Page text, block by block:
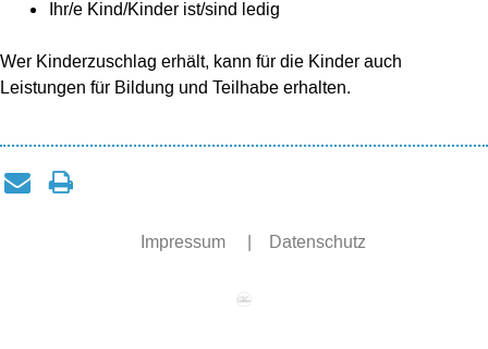
Ihr/e Kind/Kinder ist/sind ledig
Wer Kinderzuschlag erhält, kann für die Kinder auch
Leistungen für Bildung und Teilhabe erhalten.
Impressum | Datenschutz